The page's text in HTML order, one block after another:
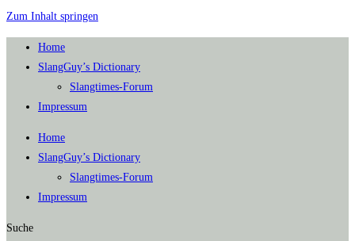
Zum Inhalt springen
Home
SlangGuy’s Dic­tion­a­ry
Slang­times-Forum
Impres­sum
Home
SlangGuy’s Dic­tion­a­ry
Slang­times-Forum
Impres­sum
Suche